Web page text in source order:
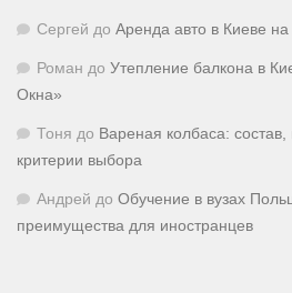
Сергей до Аренда авто в Киеве
Роман до Утепление балкона в
Окна»
Тоня до Вареная колбаса: состав,
критерии выбора
Андрей до Обучение в вузах
преимущества для иностранцев